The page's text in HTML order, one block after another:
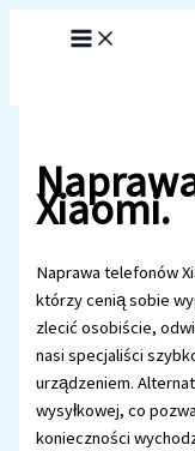
Xiaomi.
Naprawa telefonów
którzy cenią sobie
zlecić osobiście,
nasi specjaliści
urządzeniem.
wysyłkowej, co
konieczności